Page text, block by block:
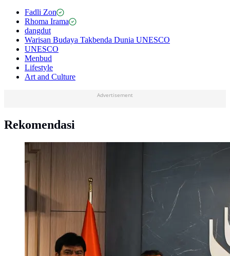
Fadli Zon
Rhoma Irama
dangdut
Warisan Budaya Takbenda Dunia UNESCO
UNESCO
Menbud
Lifestyle
Art and Culture
Advertisement
Rekomendasi